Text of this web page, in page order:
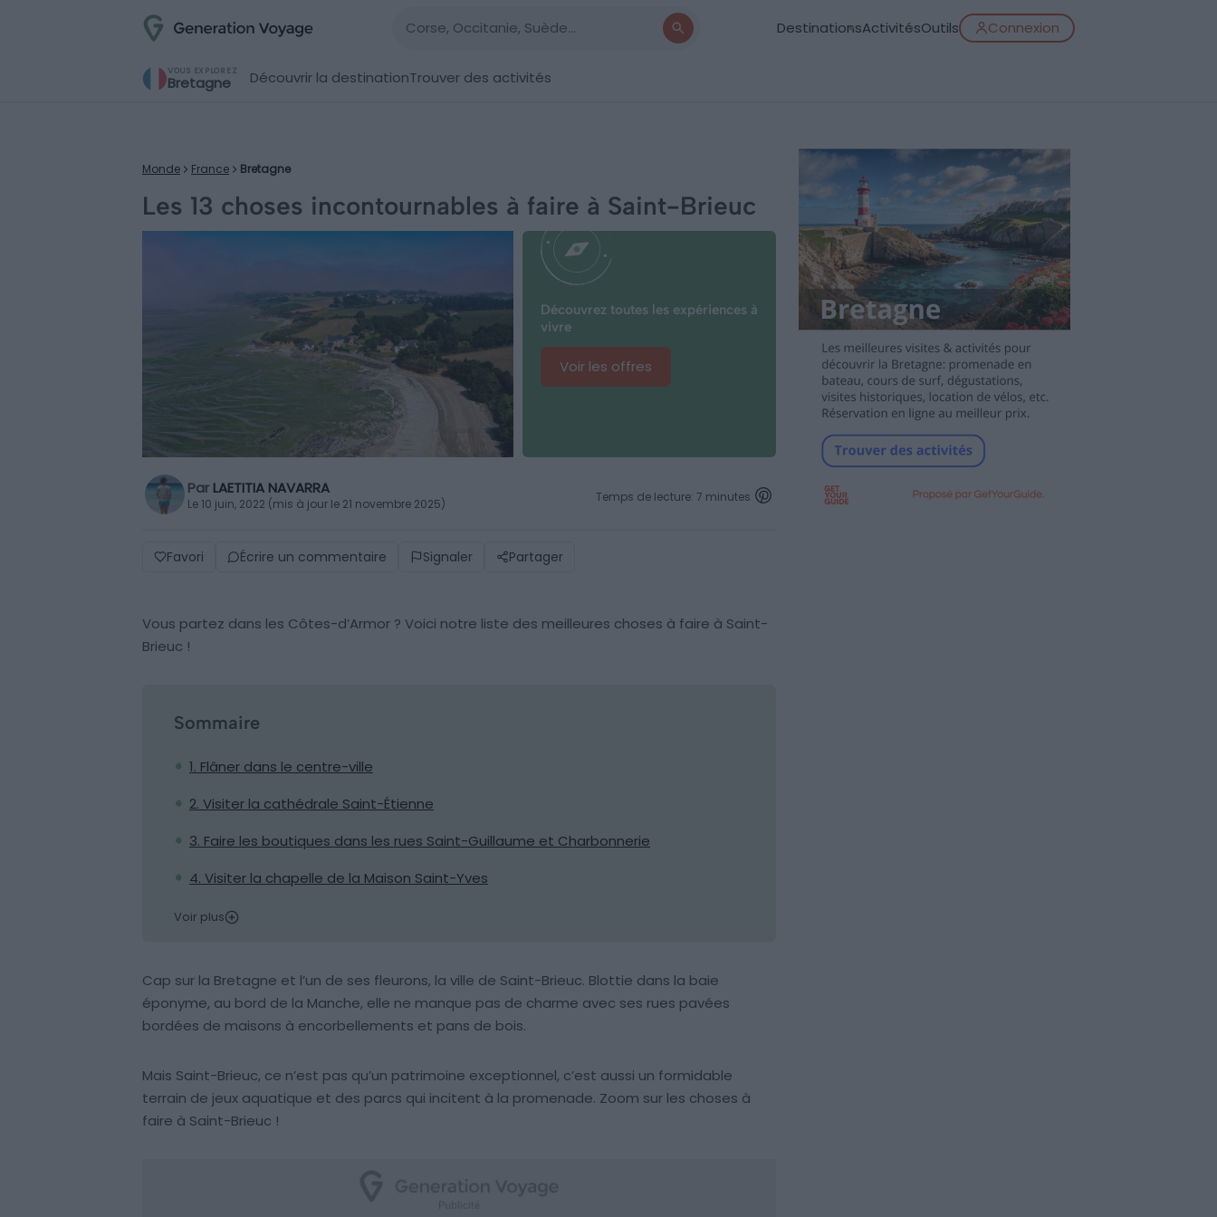
DestinationsActivitésOutils Connexion
VOUS EXPLOREZ
Bretagne Découvrir la destinationTrouver des activités
Monde France Bretagne
Les 13 choses incontournables à faire à Saint-Brieuc
Découvrez toutes les expériences à
vivre
Voir les offres
Par LAETITIA NAVARRA
Le 10 juin, 2022 (mis à jour le 21 novembre 2025) Temps de lecture: 7 minutes
Favori Écrire un commentaire Signaler Partager
Vous partez dans les Côtes-d’Armor ? Voici notre liste des meilleures choses à faire à Saint-
Brieuc !
Sommaire
1. Flâner dans le centre-ville
2. Visiter la cathédrale Saint-Étienne
3. Faire les boutiques dans les rues Saint-Guillaume et Charbonnerie
4. Visiter la chapelle de la Maison Saint-Yves
Voir plus
Cap sur la Bretagne et l’un de ses fleurons, la ville de Saint-Brieuc. Blottie dans la baie
éponyme, au bord de la Manche, elle ne manque pas de charme avec ses rues pavées
bordées de maisons à encorbellements et pans de bois.
Mais Saint-Brieuc, ce n’est pas qu’un patrimoine exceptionnel, c’est aussi un formidable
terrain de jeux aquatique et des parcs qui incitent à la promenade. Zoom sur les choses à
faire à Saint-Brieuc !